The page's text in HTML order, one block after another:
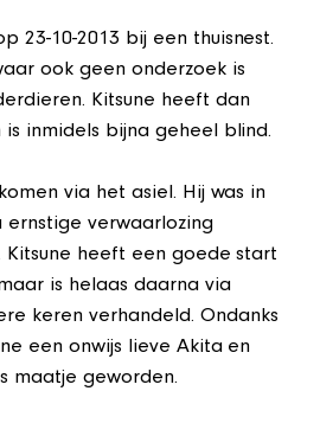
23-10-2013 bij een thuisnest.
ook geen onderzoek is
Kitsune heeft dan
inmidels bijna geheel blind.
via het asiel. Hij was in
ernstige verwaarlozing
Kitsune heeft een goede start
is helaas daarna via
keren verhandeld. Ondanks
een onwijs lieve Akita en
maatje geworden.